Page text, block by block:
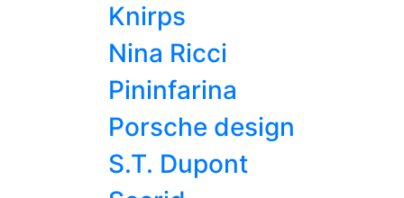
Knirps
Nina Ricci
Pininfarina
Porsche design
S.T. Dupont